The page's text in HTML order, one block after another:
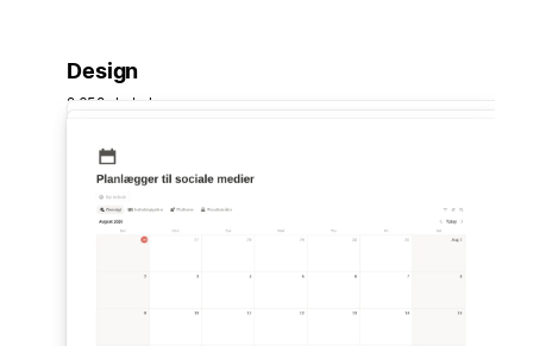
Design
2.658 skabeloner